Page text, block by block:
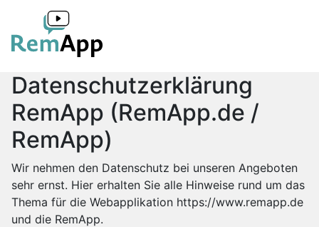
Datenschutzerklärung
RemApp (RemApp.de /
RemApp)
Wir nehmen den Datenschutz bei unseren Angeboten
sehr ernst. Hier erhalten Sie alle Hinweise rund um das
Thema für die Webapplikation https://www.remapp.de
und die RemApp.